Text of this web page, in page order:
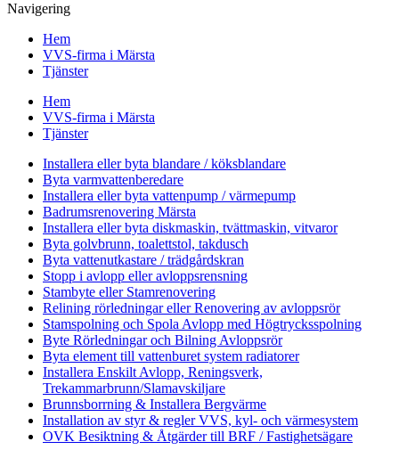
Navigering
Hem
VVS-firma i Märsta
Tjänster
Hem
VVS-firma i Märsta
Tjänster
Installera eller byta blandare / köksblandare
Byta varmvattenberedare
Installera eller byta vattenpump / värmepump
Badrumsrenovering Märsta
Installera eller byta diskmaskin, tvättmaskin, vitvaror
Byta golvbrunn, toalettstol, takdusch
Byta vattenutkastare / trädgårdskran
Stopp i avlopp eller avloppsrensning
Stambyte eller Stamrenovering
Relining rörledningar eller Renovering av avloppsrör
Stamspolning och Spola Avlopp med Högtrycksspolning
Byte Rörledningar och Bilning Avloppsrör
Byta element till vattenburet system radiatorer
Installera Enskilt Avlopp, Reningsverk,
Trekammarbrunn/Slamavskiljare
Brunnsborrning & Installera Bergvärme
Installation av styr & regler VVS, kyl- och värmesystem
OVK Besiktning & Åtgärder till BRF / Fastighetsägare